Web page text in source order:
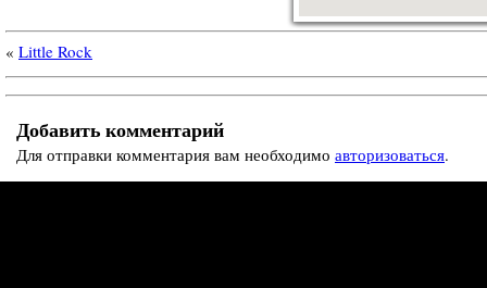
« Little Rock
Добавить комментарий
Для отправки комментария вам необходимо авторизоваться.